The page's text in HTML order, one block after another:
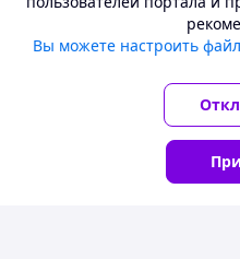
Покупателям
Deal.by —
заказом уточните у
Вы можете настроить